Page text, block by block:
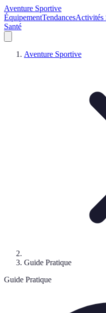
Aventure Sportive
ÉquipementTendancesActivités
Santé
Aventure Sportive
Guide Pratique
Guide Pratique